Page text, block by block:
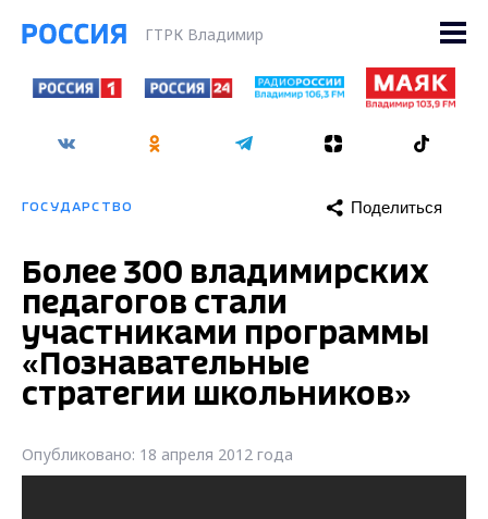
ГТРК Владимир
ГОСУДАРСТВО Поделиться
Более 300 владимирских
педагогов стали
участниками программы
«Познавательные
стратегии школьников»
Опубликовано: 18 апреля 2012 года